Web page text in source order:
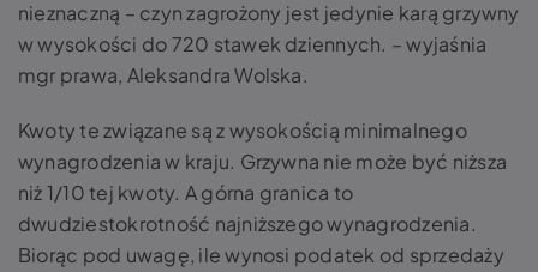
nieznaczną – czyn zagrożony jest jedynie karą grzywny
w wysokości do 720 stawek dziennych. – wyjaśnia
mgr prawa, Aleksandra Wolska.
Kwoty te związane są z wysokością minimalnego
wynagrodzenia w kraju. Grzywna nie może być niższa
niż 1/10 tej kwoty. A górna granica to
dwudziestokrotność najniższego wynagrodzenia.
Biorąc pod uwagę, ile wynosi podatek od sprzedaży